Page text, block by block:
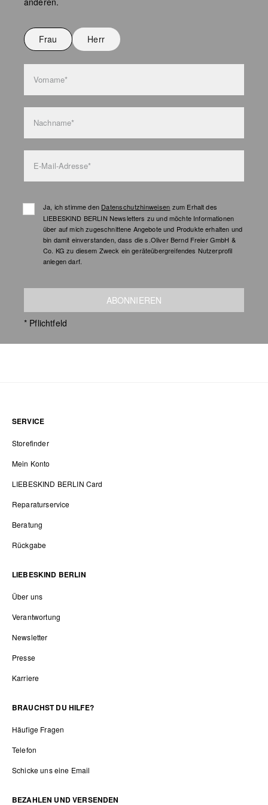
Nicht waschen
Frau Herr
Vorname*
Nachname*
E-Mail-Adresse*
Ja, ich stimme den Datenschutzhinweisen zum Erhalt des
LIEBESKIND BERLIN Newsletters zu und möchte Informationen
über auf mich zugeschnittene Angebote und Produkte erhalten und
bin damit einverstanden, dass die s.Oliver Bernd Freier GmbH &
Co. KG zu diesem Zweck ein geräteübergreifendes Nutzerprofil
anlegen darf.
ABONNIEREN
* Pflichtfeld
SERVICE
Storefinder
Mein Konto
LIEBESKIND BERLIN Card
Reparaturservice
Beratung
Rückgabe
LIEBESKIND BERLIN
Über uns
Verantwortung
Newsletter
Presse
Karriere
BRAUCHST DU HILFE?
Häufige Fragen
Telefon
Schicke uns eine Email
BEZAHLEN UND VERSENDEN